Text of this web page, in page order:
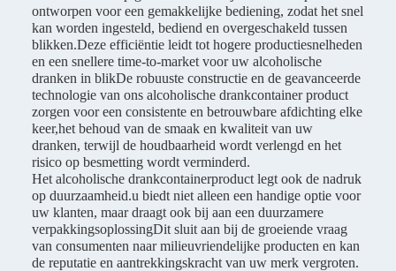
ontworpen voor een gemakkelijke bediening, zodat het snel
kan worden ingesteld, bediend en overgeschakeld tussen
blikken.Deze efficiëntie leidt tot hogere productiesnelheden
en een snellere time-to-market voor uw alcoholische
dranken in blikDe robuuste constructie en de geavanceerde
technologie van ons alcoholische drankcontainer product
zorgen voor een consistente en betrouwbare afdichting elke
keer,het behoud van de smaak en kwaliteit van uw
dranken, terwijl de houdbaarheid wordt verlengd en het
risico op besmetting wordt verminderd.
Het alcoholische drankcontainerproduct legt ook de nadruk
op duurzaamheid.u biedt niet alleen een handige optie voor
uw klanten, maar draagt ook bij aan een duurzamere
verpakkingsoplossingDit sluit aan bij de groeiende vraag
van consumenten naar milieuvriendelijke producten en kan
de reputatie en aantrekkingskracht van uw merk vergroten.